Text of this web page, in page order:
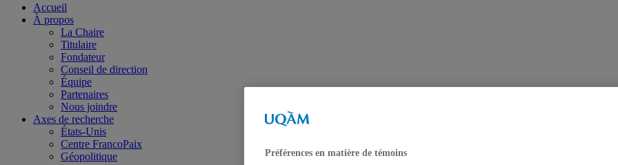
Accueil
À propos
La Chaire
Titulaire
Fondateur
Conseil de direction
Équipe
Partenaires
Nous joindre
Axes de recherche
États-Unis
Centre FrancoPaix
Géopolitique
Préférences en matière de témoins